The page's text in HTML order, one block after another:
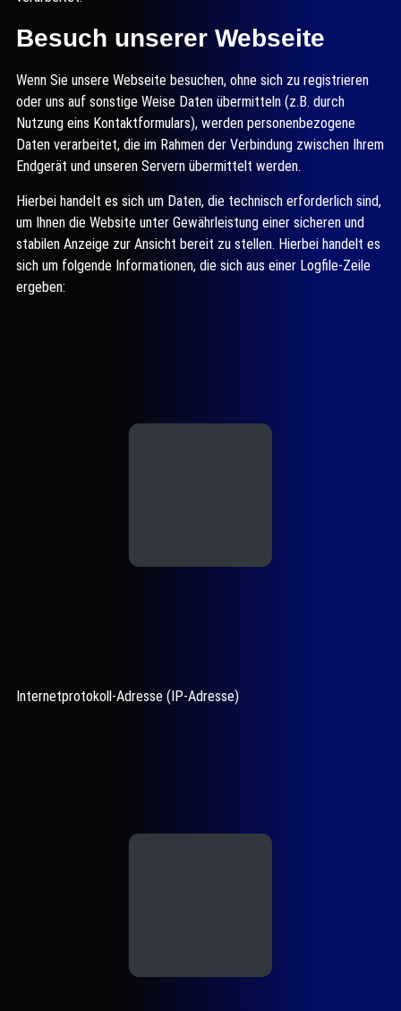
Besuch unserer Webseite
Wenn Sie unsere Webseite besuchen, ohne sich zu registrieren
oder uns auf sonstige Weise Daten übermitteln (z.B. durch
Nutzung eins Kontaktformulars), werden personenbezogene
Daten verarbeitet, die im Rahmen der Verbindung zwischen Ihrem
Endgerät und unseren Servern übermittelt werden.
Hierbei handelt es sich um Daten, die technisch erforderlich sind,
um Ihnen die Website unter Gewährleistung einer sicheren und
stabilen Anzeige zur Ansicht bereit zu stellen. Hierbei handelt es
sich um folgende Informationen, die sich aus einer Logfile-Zeile
ergeben:
Internetprotokoll-Adresse (IP-Adresse)